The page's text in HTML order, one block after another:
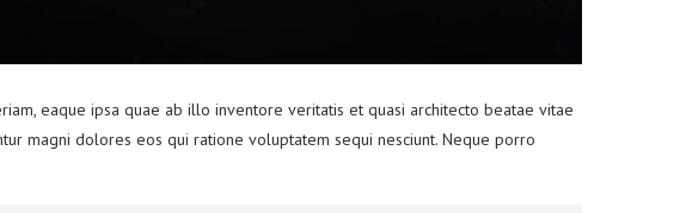
eaque ipsa quae ab illo inventore veritatis et quasi architecto beatae vitae
magni dolores eos qui ratione voluptatem sequi nesciunt. Neque porro